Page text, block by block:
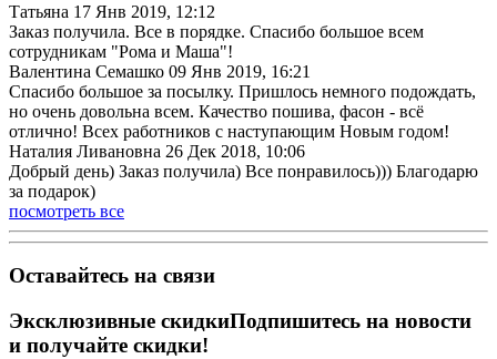
Татьяна 17 Янв 2019, 12:12
Заказ получила. Все в порядке. Спасибо большое всем
сотрудникам "Рома и Маша"!
Валентина Семашко 09 Янв 2019, 16:21
Спасибо большое за посылку. Пришлось немного подождать,
но очень довольна всем. Качество пошива, фасон - всё
отлично! Всех работников с наступающим Новым годом!
Наталия Ливановна 26 Дек 2018, 10:06
Добрый день) Заказ получила) Все понравилось))) Благодарю
за подарок)
посмотреть все
Оставайтесь на связи
Эксклюзивные скидкиПодпишитесь на новости
и получайте скидки!